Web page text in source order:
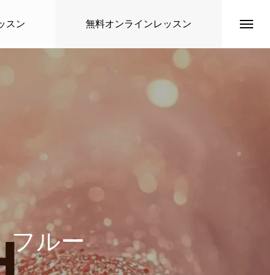
スン 無料オンラインレッスン
フルー